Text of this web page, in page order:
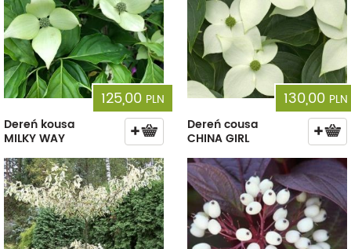
125,00 PLN
Dereń kousa
MILKY WAY
130,00 PLN
Dereń cousa
CHINA GIRL